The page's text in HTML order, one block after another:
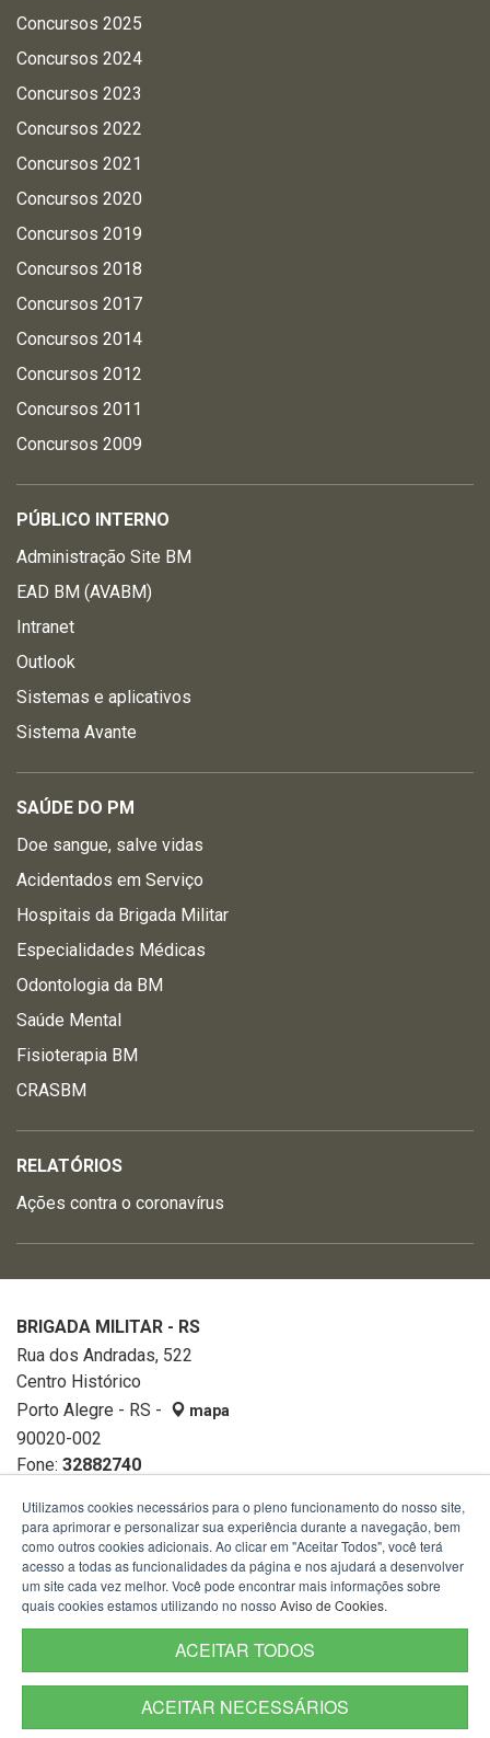
Concursos 2025
Concursos 2024
Concursos 2023
Concursos 2022
Concursos 2021
Concursos 2020
Concursos 2019
Concursos 2018
Concursos 2017
Concursos 2014
Concursos 2012
Concursos 2011
Concursos 2009
PÚBLICO INTERNO
Administração Site BM
EAD BM (AVABM)
Intranet
Outlook
Sistemas e aplicativos
Sistema Avante
SAÚDE DO PM
Doe sangue, salve vidas
Acidentados em Serviço
Hospitais da Brigada Militar
Especialidades Médicas
Odontologia da BM
Saúde Mental
Fisioterapia BM
CRASBM
RELATÓRIOS
Ações contra o coronavírus
BRIGADA MILITAR - RS
Rua dos Andradas, 522
Centro Histórico
Porto Alegre - RS -
mapa
90020-002
Fone: 32882740
Termos de Uso
Utilizamos cookies necessários para o pleno funcionamento do nosso site,
para aprimorar e personalizar sua experiência durante a navegação, bem
como outros cookies adicionais. Ao clicar em "Aceitar Todos", você terá
acesso a todas as funcionalidades da página e nos ajudará a desenvolver
um site cada vez melhor. Você pode encontrar mais informações sobre
quais cookies estamos utilizando no nosso Aviso de Cookies.
ACEITAR TODOS
ACEITAR NECESSÁRIOS